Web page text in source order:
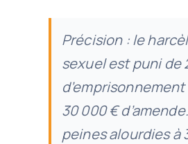
Précision : le
sexuel est puni de
30 000 €
peines alourdies à